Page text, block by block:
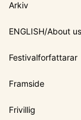
Arkiv
ENGLISH/About us
Festivalforfattarar
Framside
Frivillig